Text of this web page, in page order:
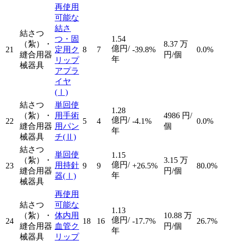
21
結さつ
（紮）・
縫合用器
械器具
再使用
可能な
結さ
つ・固
定用ク
リップ
アプラ
イヤ
(Ⅰ)
8 7
1.54
億円/
年
-39.8%
8.37 万
円/個
0.0%
22
結さつ
（紮）・
縫合用器
械器具
単回使
用手術
用パン
チ(Ⅱ)
5 4
1.28
億円/
年
-4.1%
4986 円/
個
0.0%
23
結さつ
（紮）・
縫合用器
械器具
単回使
用持針
器(Ⅰ)
9 9
1.15
億円/
年
+26.5%
3.15 万
円/個
80.0%
24
結さつ
（紮）・
縫合用器
械器具
再使用
可能な
体内用
血管ク
リップ
18 16
1.13
億円/
年
-17.7%
10.88 万
円/個
26.7%